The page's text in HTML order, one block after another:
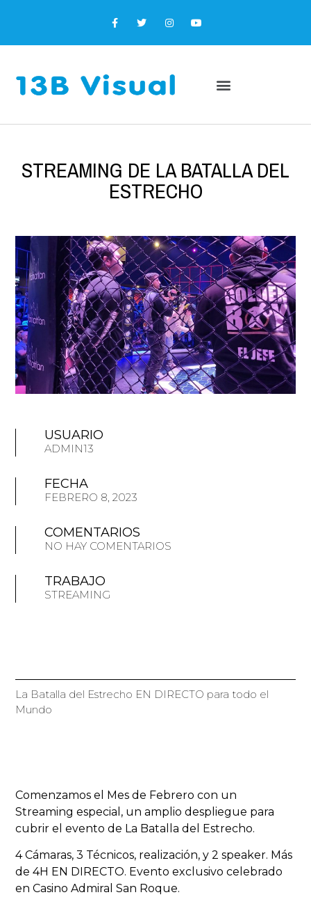
STREAMING DE LA BATALLA DEL
ESTRECHO
USUARIO
ADMIN13
FECHA
FEBRERO 8, 2023
COMENTARIOS
NO HAY COMENTARIOS
TRABAJO
STREAMING
La Batalla del Estrecho EN DIRECTO para todo el
Mundo
Comenzamos el Mes de Febrero con un
Streaming especial, un amplio despliegue para
cubrir el evento de La Batalla del Estrecho.
4 Cámaras, 3 Técnicos, realización, y 2 speaker. Más
de 4H EN DIRECTO. Evento exclusivo celebrado
en Casino Admiral San Roque.